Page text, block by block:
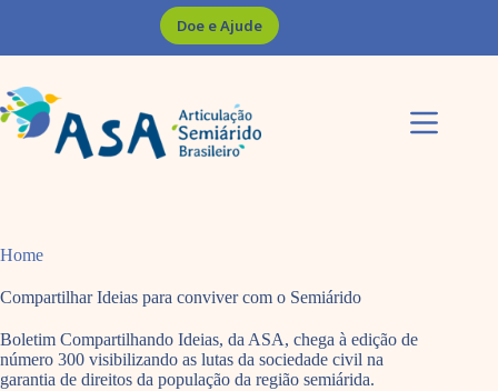
Doe e Ajude
Home
Compartilhar Ideias para conviver com o Semiárido
Boletim Compartilhando Ideias, da ASA, chega à edição de
número 300 visibilizando as lutas da sociedade civil na
garantia de direitos da população da região semiárida.